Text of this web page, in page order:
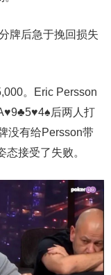
牌后急于挽回损失
。Eric Persson
后两人打
没有给Persson带
接受了失败。